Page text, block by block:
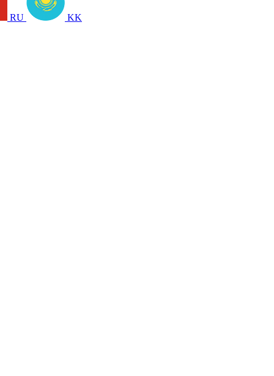
RU KK